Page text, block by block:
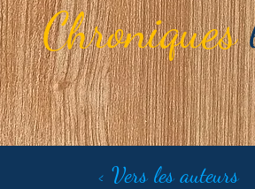
Chroniques
< Vers les auteurs